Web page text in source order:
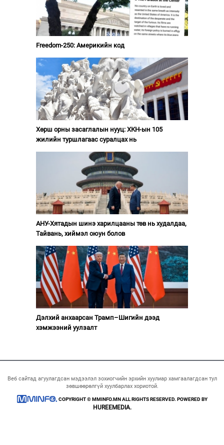
Freedom-250: Америкийн код
Хөрш орны засаглалын нууц: ХКН-ын 105
жилийн туршлагаас суралцах нь
АНУ-Хятадын шинэ харилцааны төв нь худалдаа,
Тайвань, хиймэл оюун болов
Дэлхий анхаарсан Трамп–Шигийн дээд
хэмжээний уулзалт
Веб сайтад агуулагдсан мэдээлэл зохиогчийн эрхийн хуулиар хамгаалагдсан тул
зөвшөөрөлгүй хуулбарлах хориотой.
COPYRIGHT © MMINFO.MN ALL RIGHTS RESERVED. POWERED BY
HUREEMEDIA.